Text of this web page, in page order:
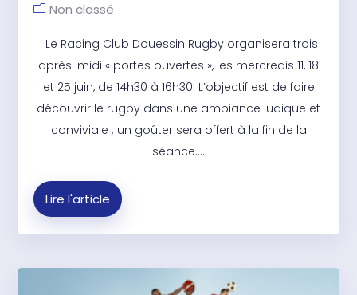
Non classé
Le Racing Club Douessin Rugby organisera trois
après-midi « portes ouvertes », les mercredis 11, 18
et 25 juin, de 14h30 à 16h30. L’objectif est de faire
découvrir le rugby dans une ambiance ludique et
conviviale ; un goûter sera offert à la fin de la
séance....
Lire l'article